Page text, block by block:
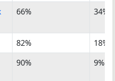
66% 34%
82%
18%
90% 9%